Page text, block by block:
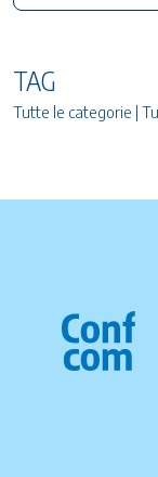
TAG
Tutte le categorie |